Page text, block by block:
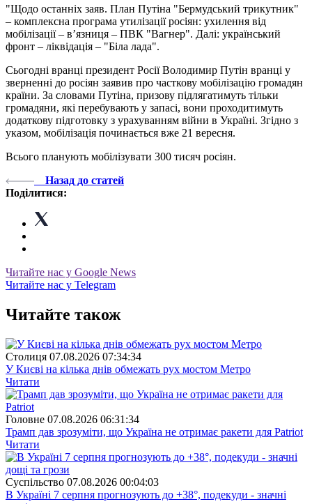
"Щодо останніх заяв. План Путіна "Бермудський трикутник"
– комплексна програма утилізації росіян: ухилення від
мобілізації – в’язниця – ПВК "Вагнер". Далі: український
фронт – ліквідація – "Біла лада".
Сьогодні вранці президент Росії Володимир Путін вранці у
зверненні до росіян заявив про часткову мобілізацію громадян
країни. За словами Путіна, призову підлягатимуть тільки
громадяни, які перебувають у запасі, вони проходитимуть
додаткову підготовку з урахуванням війни в Україні. Згідно з
указом, мобілізація починається вже 21 вересня.
Всього планують мобілізувати 300 тисяч росіян.
Назад до статей
Поділитися:
Читайте нас у Google News
Читайте нас у Telegram
Читайте також
Столиця 07.08.2026 07:34:34
У Києві на кілька днів обмежать рух мостом Метро
Читати
Головне 07.08.2026 06:31:34
Трамп дав зрозуміти, що Україна не отримає ракети для Patriot
Читати
Суспiльство 07.08.2026 00:04:03
В Україні 7 серпня прогнозують до +38°, подекуди - значні